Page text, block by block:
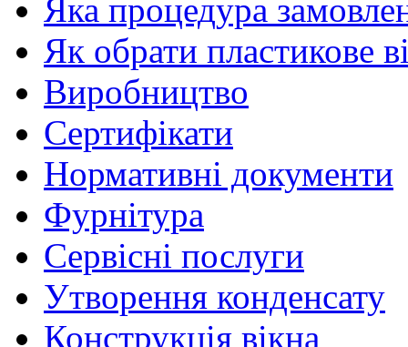
Яка процедура
Як обрати пластикове
Виробництво
Сертифікати
Нормативні документи
Фурнітура
Сервісні послуги
Утворення конденсату
Конструкція вікна